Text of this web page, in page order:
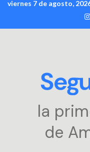
Skip
content
viernes 7 de agosto,
la
de